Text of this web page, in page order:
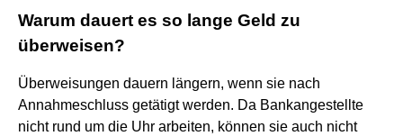
Warum dauert es so lange Geld zu
überweisen?
Überweisungen dauern längern, wenn sie nach
Annahmeschluss getätigt werden. Da Bankangestellte
nicht rund um die Uhr arbeiten, können sie auch nicht